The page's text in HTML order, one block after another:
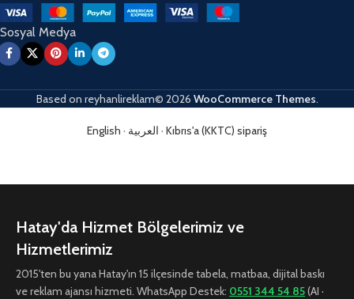
Sosyal Medya
Based on reyhanlireklam© 2026 WooCommerce Themes.
English · العربية · Kıbrıs'a (KKTC) sipariş
Hatay'da Hizmet Bölgelerimiz ve
Hizmetlerimiz
2015'ten bu yana Hatay'ın 15 ilçesinde tabela, matbaa, dijital baskı
ve reklam ajansı hizmeti. WhatsApp Destek: 0551 344 54 85(AI ·